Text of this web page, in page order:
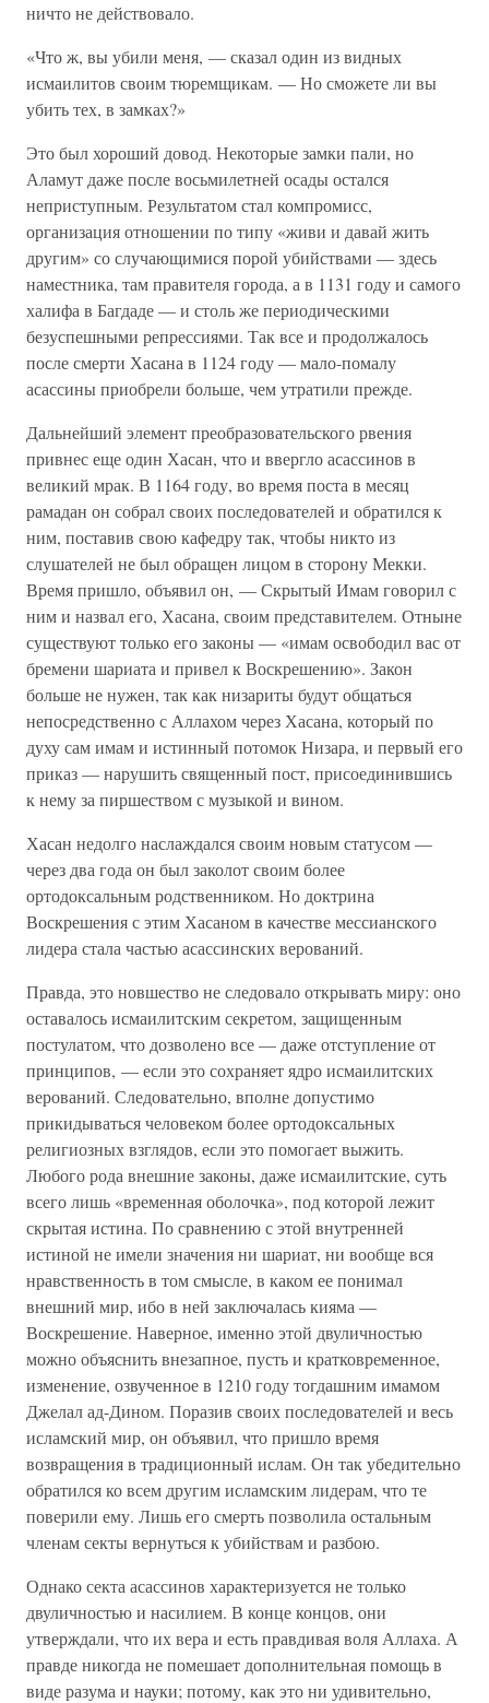
ничто не действовало.
«Что ж, вы убили меня, — сказал один из видных
исмаилитов своим тюремщикам. — Но сможете ли вы
убить тех, в замках?»
Это был хороший довод. Некоторые замки пали, но
Аламут даже после восьмилетней осады остался
неприступным. Результатом стал компромисс,
организация отношении по типу «живи и давай жить
другим» со случающимися порой убийствами — здесь
наместника, там правителя города, а в 1131 году и самого
халифа в Багдаде — и столь же периодическими
безуспешными репрессиями. Так все и продолжалось
после смерти Хасана в 1124 году — мало-помалу
асассины приобрели больше, чем утратили прежде.
Дальнейший элемент преобразовательского рвения
привнес еще один Хасан, что и ввергло асассинов в
великий мрак. В 1164 году, во время поста в месяц
рамадан он собрал своих последователей и обратился к
ним, поставив свою кафедру так, чтобы никто из
слушателей не был обращен лицом в сторону Мекки.
Время пришло, объявил он, — Скрытый Имам говорил с
ним и назвал его, Хасана, своим представителем. Отныне
существуют только его законы — «имам освободил вас от
бремени шариата и привел к Воскрешению». Закон
больше не нужен, так как низариты будут общаться
непосредственно с Аллахом через Хасана, который по
духу сам имам и истинный потомок Низара, и первый его
приказ — нарушить священный пост, присоединившись
к нему за пиршеством с музыкой и вином.
Хасан недолго наслаждался своим новым статусом —
через два года он был заколот своим более
ортодоксальным родственником. Но доктрина
Воскрешения с этим Хасаном в качестве мессианского
лидера стала частью асассинских верований.
Правда, это новшество не следовало открывать миру: оно
оставалось исмаилитским секретом, защищенным
постулатом, что дозволено все — даже отступление от
принципов, — если это сохраняет ядро исмаилитских
верований. Следовательно, вполне допустимо
прикидываться человеком более ортодоксальных
религиозных взглядов, если это помогает выжить.
Любого рода внешние законы, даже исмаилитские, суть
всего лишь «временная оболочка», под которой лежит
скрытая истина. По сравнению с этой внутренней
истиной не имели значения ни шариат, ни вообще вся
нравственность в том смысле, в каком ее понимал
внешний мир, ибо в ней заключалась кияма —
Воскрешение. Наверное, именно этой двуличностью
можно объяснить внезапное, пусть и кратковременное,
изменение, озвученное в 1210 году тогдашним имамом
Джелал ад-Дином. Поразив своих последователей и весь
исламский мир, он объявил, что пришло время
возвращения в традиционный ислам. Он так убедительно
обратился ко всем другим исламским лидерам, что те
поверили ему. Лишь его смерть позволила остальным
членам секты вернуться к убийствам и разбою.
Однако секта асассинов характеризуется не только
двуличностью и насилием. В конце концов, они
утверждали, что их вера и есть правдивая воля Аллаха. А
правде никогда не помешает дополнительная помощь в
виде разума и науки; потому, как это ни удивительно,